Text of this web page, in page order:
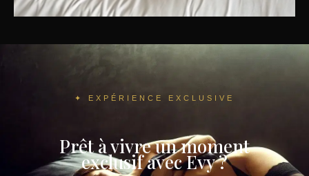
✦ EXPÉRIENCE EXCLUSIVE
Prêt à vivre un moment
exclusif avec Evy ?